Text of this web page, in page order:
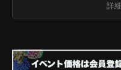
詳